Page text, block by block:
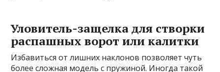
Уловитель-защелка для створки
распашных ворот или калитки
Избавиться от лишних наклонов позволяет чуть
более сложная модель с пружиной. Иногда такой